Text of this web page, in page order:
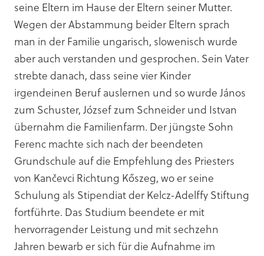
seine Eltern im Hause der Eltern seiner Mutter.
Wegen der Abstammung beider Eltern sprach
man in der Familie ungarisch, slowenisch wurde
aber auch verstanden und gesprochen. Sein Vater
strebte danach, dass seine vier Kinder
irgendeinen Beruf auslernen und so wurde János
zum Schuster, József zum Schneider und Istvan
übernahm die Familienfarm. Der jüngste Sohn
Ferenc machte sich nach der beendeten
Grundschule auf die Empfehlung des Priesters
von Kančevci Richtung Kőszeg, wo er seine
Schulung als Stipendiat der Kelcz-Adelffy Stiftung
fortführte. Das Studium beendete er mit
hervorragender Leistung und mit sechzehn
Jahren bewarb er sich für die Aufnahme im